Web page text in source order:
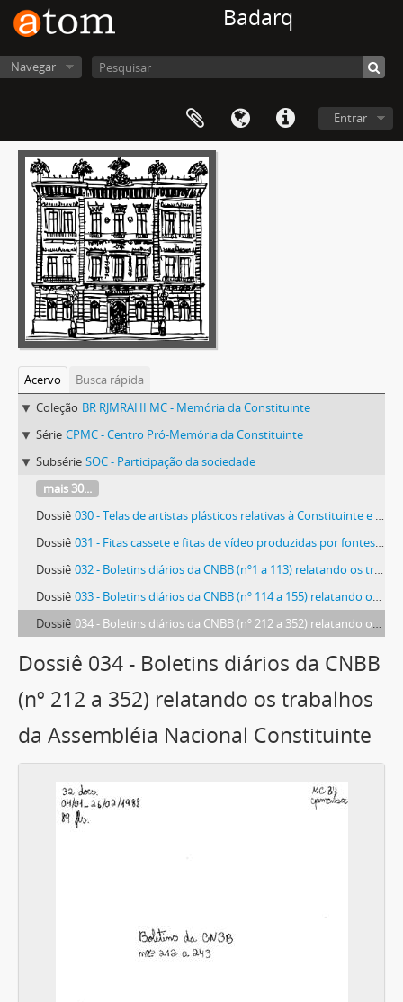
Badarq
Navegar
Entrar
Acervo
Busca rápida
Coleção BR RJMRAHI MC - Memória da Constituinte
Série CPMC - Centro Pró-Memória da Constituinte
Subsérie SOC - Participação da sociedade
mais 30...
Dossiê 030 - Telas de artistas plásticos relativas à Constituinte e à Constituição
Dossiê 031 - Fitas cassete e fitas de vídeo produzidas por fontes externas ao CPMC
Dossiê 032 - Boletins diários da CNBB (nº1 a 113) relatando os trabalhos da Assembléia Nacional Constituinte
Dossiê 033 - Boletins diários da CNBB (nº 114 a 155) relatando os trabalhos da Assembléia Nacional Constituinte.
Dossiê 034 - Boletins diários da CNBB (nº 212 a 352) relatando os trabalhos da Assembléia Nacional Constituinte
Dossiê 034 - Boletins diários da CNBB
(nº 212 a 352) relatando os trabalhos
da Assembléia Nacional Constituinte